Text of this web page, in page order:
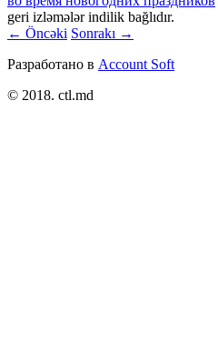
geri izləmələr indilik bağlıdır.
← Öncəki Sonrakı →
Разработано в Account Soft
© 2018. ctl.md